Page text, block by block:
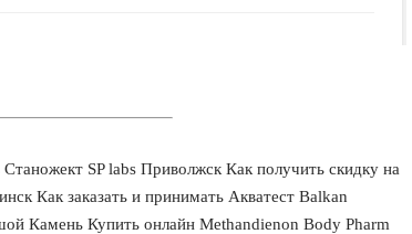
SP labs Приволжск Как получить скидку на
Как заказать и принимать Акватест Balkan
Камень Купить онлайн Methandienon Body Pharm